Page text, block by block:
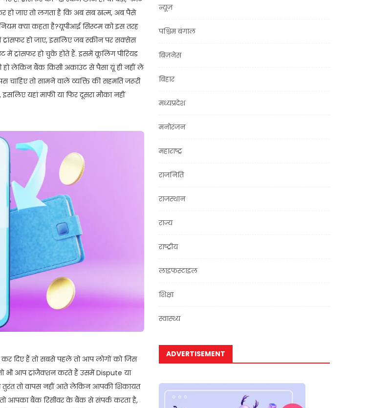
हो जाए तो लगता है कि अब सब खत्म, अब पैसे
क्या कहता है?यूपीआई सिस्टम को इस तरह
हो जाए, इसलिए जब स्क्रीन पर सक्सेस
ट्रांसफर हो चुके होते हैं. इसमें कूलिंग पीरियड
हो लेकिन बैंक किसी अकाउंट से पैसा यूं ही नहीं ले
चाहिए तो सामने वाले व्यक्ति की सहमति जरूरी
यहां माफी या फिर दूसरा मौका नहीं
दिए हैं तो सबसे पहले तो आप लोगों को जिस
भी आप ट्रांजैक्शन करते हैं उसमें Dispute या
तो वापस नहीं आते लेकिन आपकी शिकायत
आपका बैंक रिसीवर के बैंक से संपर्क करता है,
न्यूज़
पश्चिम बंगाल
बिज़नेस
बिहार
मध्यप्रदेश
मनोरंजन
महाराष्ट्र
राजनिति
राजस्थान
राज्य
राष्ट्रीय
लाइफस्टाइल
शिक्षा
स्वास्थ्य
ADVERTISEMENT